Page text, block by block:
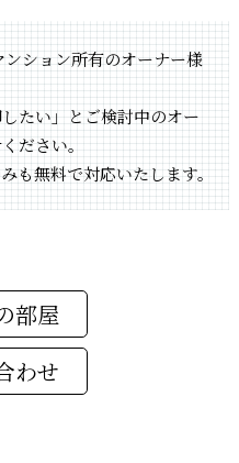
ンション所有のオーナー様
たい」とご検討中のオー
ださい。
も無料で対応いたします。
部屋